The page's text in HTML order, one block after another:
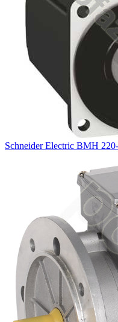
Schneider Electric BMH